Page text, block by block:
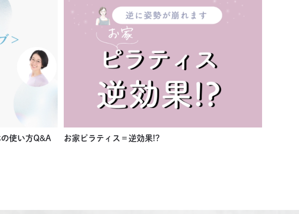
使い方Q&A お家ピラティス＝逆効果!?